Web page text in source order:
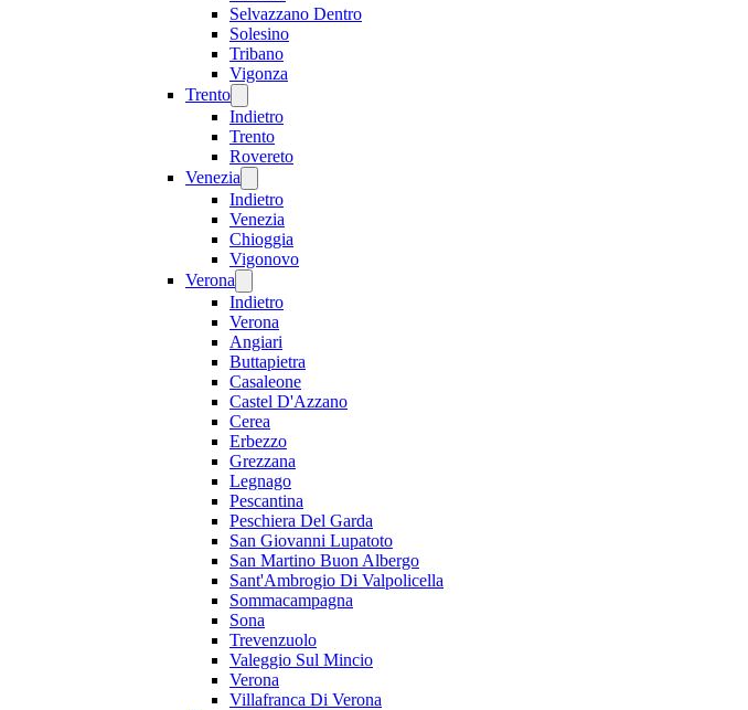
Selvazzano Dentro
Solesino
Tribano
Vigonza
Trento
Indietro
Trento
Rovereto
Venezia
Indietro
Venezia
Chioggia
Vigonovo
Verona
Indietro
Verona
Angiari
Buttapietra
Casaleone
Castel D'Azzano
Cerea
Erbezzo
Grezzana
Legnago
Pescantina
Peschiera Del Garda
San Giovanni Lupatoto
San Martino Buon Albergo
Sant'Ambrogio Di Valpolicella
Sommacampagna
Sona
Trevenzuolo
Valeggio Sul Mincio
Verona
Villafranca Di Verona